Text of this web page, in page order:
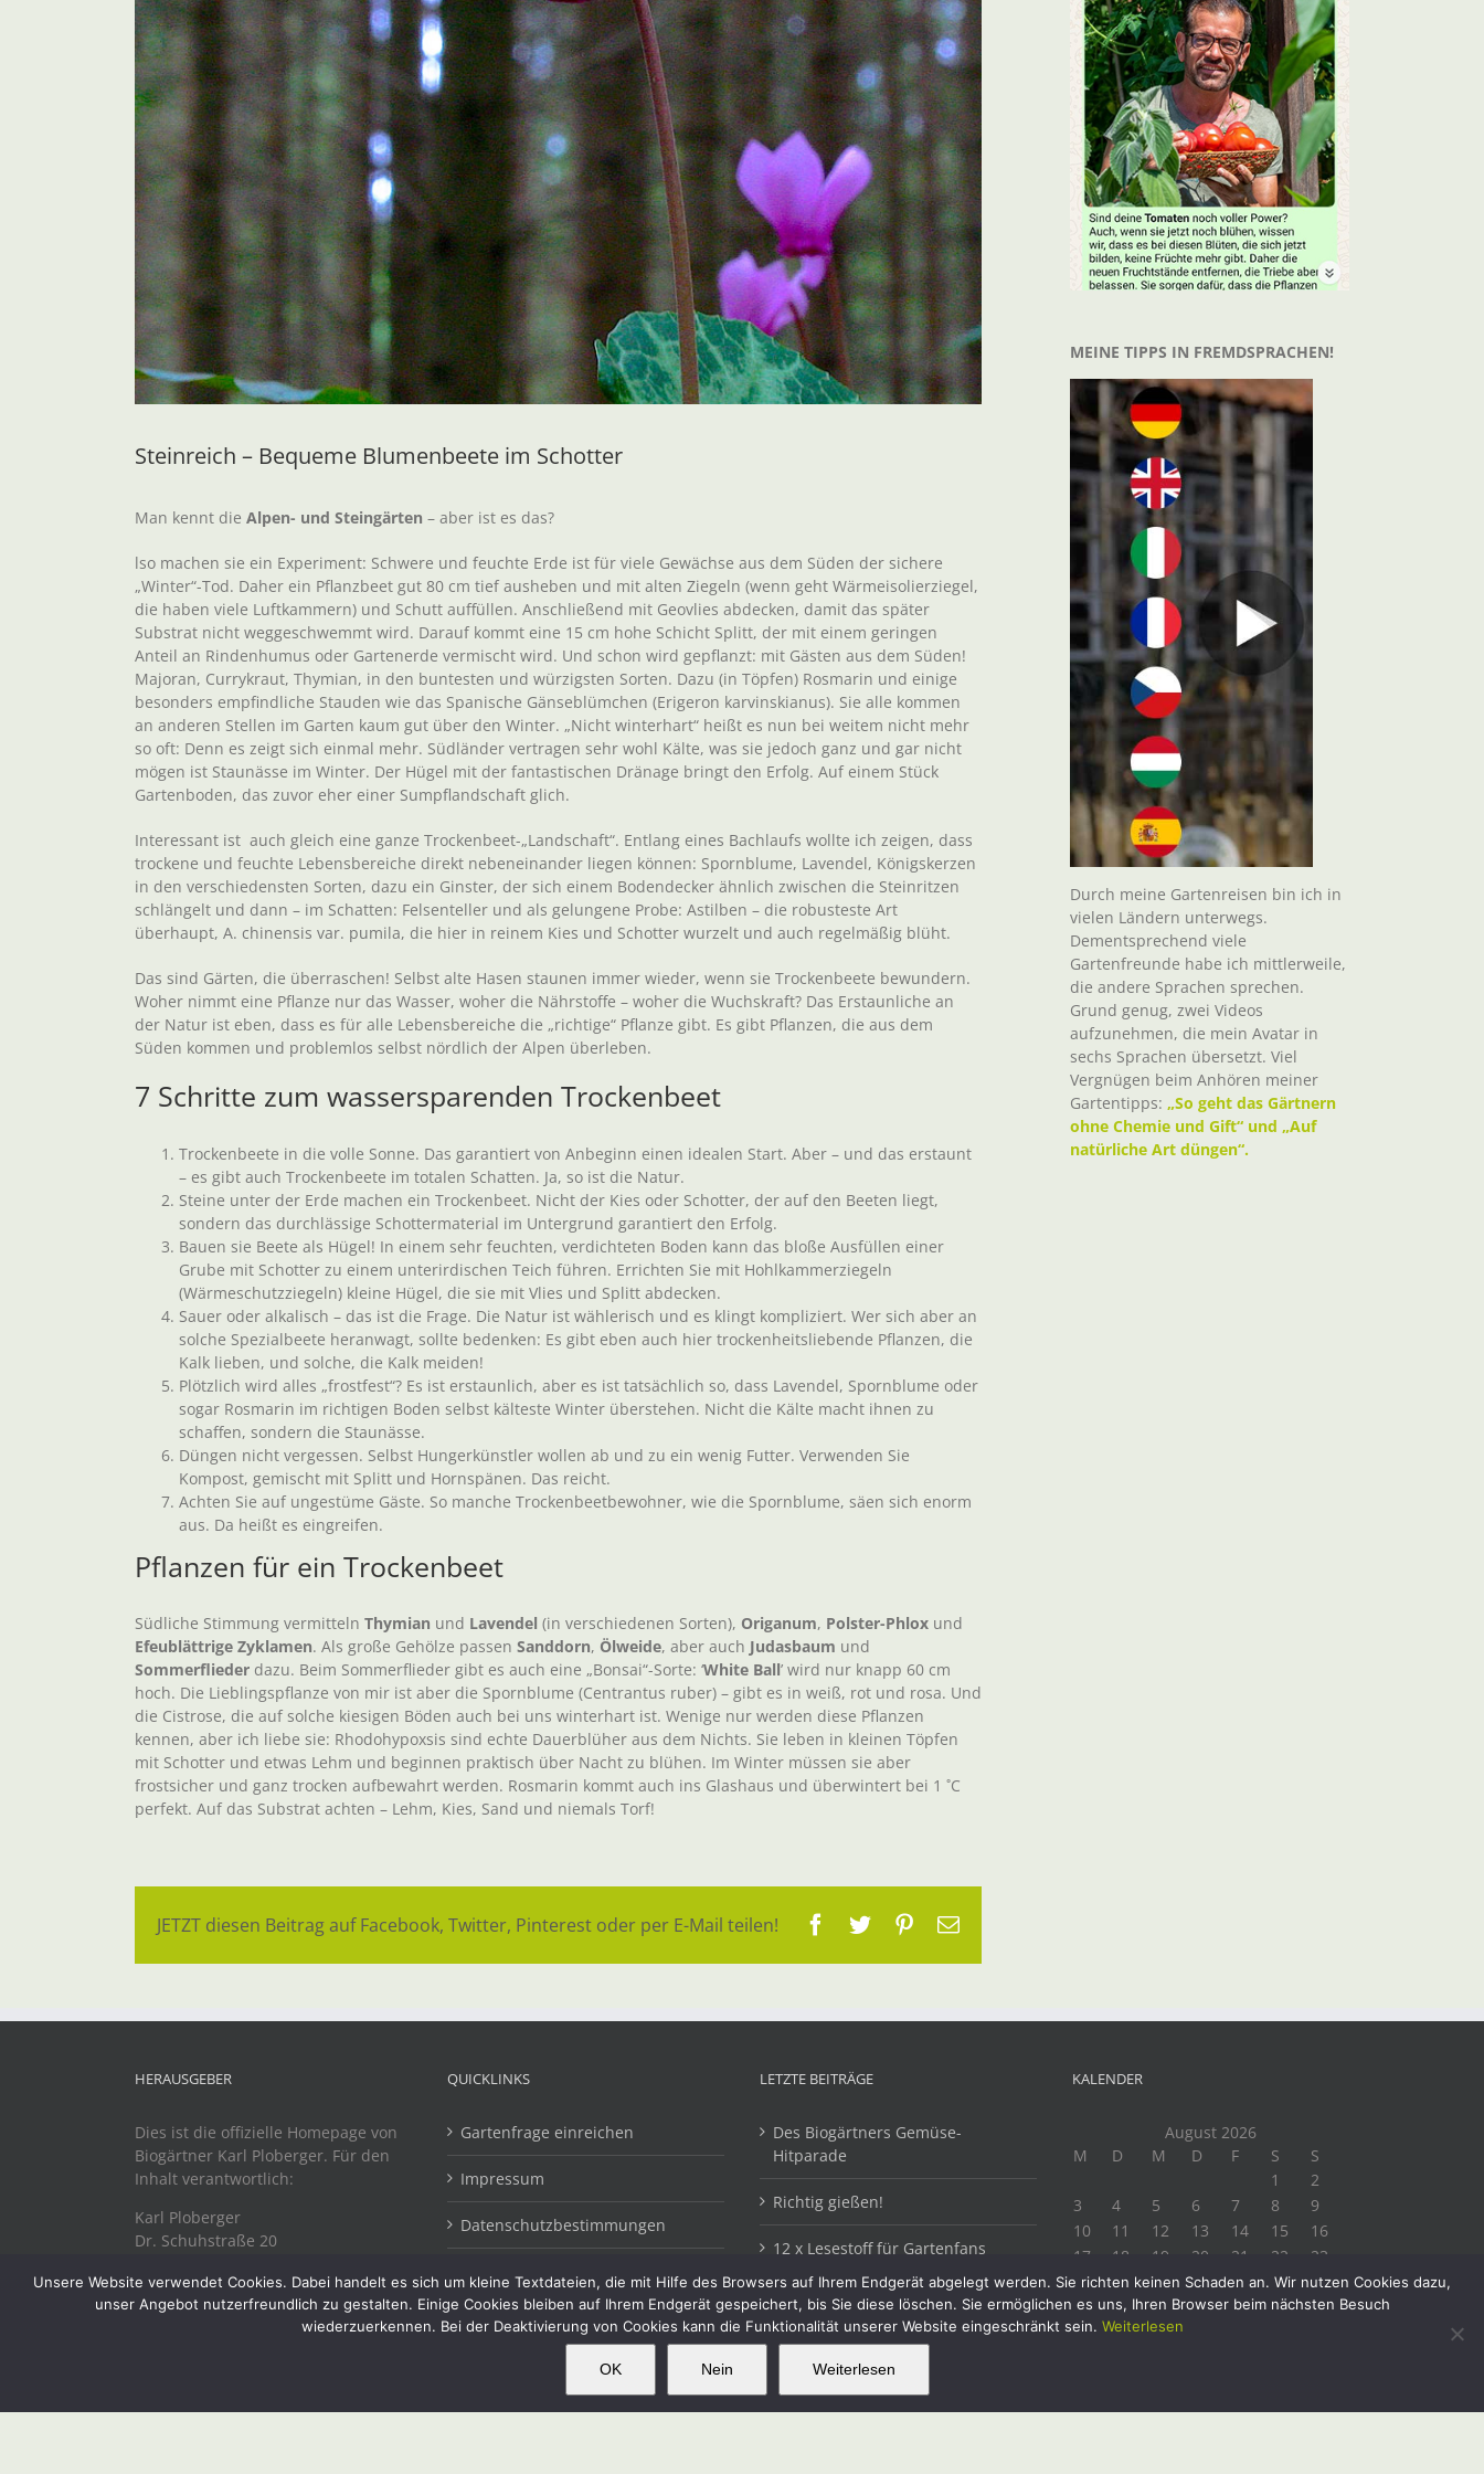
Steinreich – Bequeme Blumenbeete im Schotter
Man kennt die Alpen- und Steingärten – aber ist es das?
lso machen sie ein Experiment: Schwere und feuchte Erde ist für viele Gewächse aus dem Süden der sichere
„Winter“-Tod. Daher ein Pflanzbeet gut 80 cm tief ausheben und mit alten Ziegeln (wenn geht Wärmeisolierziegel,
die haben viele Luftkammern) und Schutt auffüllen. Anschließend mit Geovlies abdecken, damit das später
Substrat nicht weggeschwemmt wird. Darauf kommt eine 15 cm hohe Schicht Splitt, der mit einem geringen
Anteil an Rindenhumus oder Gartenerde vermischt wird. Und schon wird gepflanzt: mit Gästen aus dem Süden!
Majoran, Currykraut, Thymian, in den buntesten und würzigsten Sorten. Dazu (in Töpfen) Rosmarin und einige
besonders empfindliche Stauden wie das Spanische Gänseblümchen (Erigeron karvinskianus). Sie alle kommen
an anderen Stellen im Garten kaum gut über den Winter. „Nicht winterhart“ heißt es nun bei weitem nicht mehr
so oft: Denn es zeigt sich einmal mehr. Südländer vertragen sehr wohl Kälte, was sie jedoch ganz und gar nicht
mögen ist Staunässe im Winter. Der Hügel mit der fantastischen Dränage bringt den Erfolg. Auf einem Stück
Gartenboden, das zuvor eher einer Sumpflandschaft glich.
Interessant ist auch gleich eine ganze Trockenbeet-„Landschaft“. Entlang eines Bachlaufs wollte ich zeigen, dass
trockene und feuchte Lebensbereiche direkt nebeneinander liegen können: Spornblume, Lavendel, Königskerzen
in den verschiedensten Sorten, dazu ein Ginster, der sich einem Bodendecker ähnlich zwischen die Steinritzen
schlängelt und dann – im Schatten: Felsenteller und als gelungene Probe: Astilben – die robusteste Art
überhaupt, A. chinensis var. pumila, die hier in reinem Kies und Schotter wurzelt und auch regelmäßig blüht.
Das sind Gärten, die überraschen! Selbst alte Hasen staunen immer wieder, wenn sie Trockenbeete bewundern.
Woher nimmt eine Pflanze nur das Wasser, woher die Nährstoffe – woher die Wuchskraft? Das Erstaunliche an
der Natur ist eben, dass es für alle Lebensbereiche die „richtige“ Pflanze gibt. Es gibt Pflanzen, die aus dem
Süden kommen und problemlos selbst nördlich der Alpen überleben.
7 Schritte zum wassersparenden Trockenbeet
Trockenbeete in die volle Sonne. Das garantiert von Anbeginn einen idealen Start. Aber – und das erstaunt
– es gibt auch Trockenbeete im totalen Schatten. Ja, so ist die Natur.
Steine unter der Erde machen ein Trockenbeet. Nicht der Kies oder Schotter, der auf den Beeten liegt,
sondern das durchlässige Schottermaterial im Untergrund garantiert den Erfolg.
Bauen sie Beete als Hügel! In einem sehr feuchten, verdichteten Boden kann das bloße Ausfüllen einer
Grube mit Schotter zu einem unterirdischen Teich führen. Errichten Sie mit Hohlkammerziegeln
(Wärmeschutzziegeln) kleine Hügel, die sie mit Vlies und Splitt abdecken.
Sauer oder alkalisch – das ist die Frage. Die Natur ist wählerisch und es klingt kompliziert. Wer sich aber an
solche Spezialbeete heranwagt, sollte bedenken: Es gibt eben auch hier trockenheitsliebende Pflanzen, die
Kalk lieben, und solche, die Kalk meiden!
Plötzlich wird alles „frostfest“? Es ist erstaunlich, aber es ist tatsächlich so, dass Lavendel, Spornblume oder
sogar Rosmarin im richtigen Boden selbst kälteste Winter überstehen. Nicht die Kälte macht ihnen zu
schaffen, sondern die Staunässe.
Düngen nicht vergessen. Selbst Hungerkünstler wollen ab und zu ein wenig Futter. Verwenden Sie
Kompost, gemischt mit Splitt und Hornspänen. Das reicht.
Achten Sie auf ungestüme Gäste. So manche Trockenbeetbewohner, wie die Spornblume, säen sich enorm
aus. Da heißt es eingreifen.
Pflanzen für ein Trockenbeet
Südliche Stimmung vermitteln Thymian und Lavendel (in verschiedenen Sorten), Origanum, Polster-Phlox und
Efeublättrige Zyklamen. Als große Gehölze passen Sanddorn, Ölweide, aber auch Judasbaum und
Sommerflieder dazu. Beim Sommerflieder gibt es auch eine „Bonsai“-Sorte: ‘White Ball’ wird nur knapp 60 cm
hoch. Die Lieblingspflanze von mir ist aber die Spornblume (Centrantus ruber) – gibt es in weiß, rot und rosa. Und
die Cistrose, die auf solche kiesigen Böden auch bei uns winterhart ist. Wenige nur werden diese Pflanzen
kennen, aber ich liebe sie: Rhodohypoxsis sind echte Dauerblüher aus dem Nichts. Sie leben in kleinen Töpfen
mit Schotter und etwas Lehm und beginnen praktisch über Nacht zu blühen. Im Winter müssen sie aber
frostsicher und ganz trocken aufbewahrt werden. Rosmarin kommt auch ins Glashaus und überwintert bei 1 ˚C
perfekt. Auf das Substrat achten – Lehm, Kies, Sand und niemals Torf!
JETZT diesen Beitrag auf Facebook, Twitter, Pinterest oder per E-Mail teilen! Facebook
TwitterPinterest
E-
MEINE TIPPS IN FREMDSPRACHEN!
Durch meine Gartenreisen bin ich in
vielen Ländern unterwegs.
Dementsprechend viele
Gartenfreunde habe ich mittlerweile,
die andere Sprachen sprechen.
Grund genug, zwei Videos
aufzunehmen, die mein Avatar in
sechs Sprachen übersetzt. Viel
Vergnügen beim Anhören meiner
Gartentipps: „So geht das Gärtnern
ohne Chemie und Gift“ und „Auf
natürliche Art düngen“.
HERAUSGEBER
Dies ist die offizielle Homepage von
Biogärtner Karl Ploberger. Für den
Inhalt verantwortlich:
Karl Ploberger
Dr. Schuhstraße 20
QUICKLINKS
Gartenfrage einreichen
Impressum
Datenschutzbestimmungen
LETZTE BEITRÄGE
Des Biogärtners Gemüse-
Hitparade
Richtig gießen!
12 x Lesestoff für Gartenfans
KALENDER
August 2026
M
D M D F S
S
1
2
3
4 5 6 7 8
9
10
11 12 13 14 15
16
17
18 19 20 21 22
23
24
25 26 27 28 29
30
31
« Juli
This website uses cookies and third party services.
Unsere Website verwendet Cookies. Dabei handelt es sich um kleine Textdateien, die mit Hilfe des Browsers auf Ihrem Endgerät abgelegt werden. Sie richten keinen Schaden an. Wir nutzen Cookies dazu,
unser Angebot nutzerfreundlich zu gestalten. Einige Cookies bleiben auf Ihrem Endgerät gespeichert, bis Sie diese löschen. Sie ermöglichen es uns, Ihren Browser beim nächsten Besuch
wiederzuerkennen. Bei der Deaktivierung von Cookies kann die Funktionalität unserer Website eingeschränkt sein. Weiterlesen
OK Nein Weiterlesen